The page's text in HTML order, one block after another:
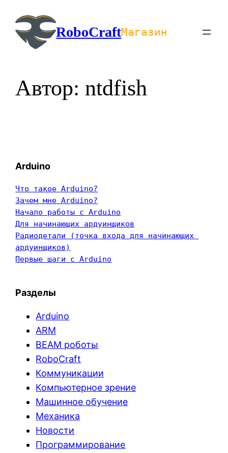
содержимомуRoboCraftМагазин
Автор: ntdfish
Arduino
Что такое Arduino?
Зачем мне Arduino?
Начало работы с Arduino
Для начинающих ардуинщиков
Радиодетали (точка входа для начинающих
ардуинщиков)
Первые шаги с Arduino
Разделы
Arduino
ARM
BEAM роботы
RoboCraft
Коммуникации
Компьютерное зрение
Машинное обучение
Механика
Новости
Программирование